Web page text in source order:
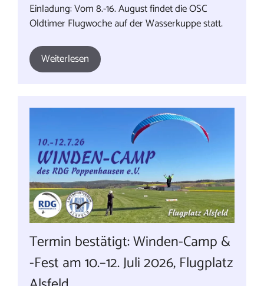
Einladung: Vom 8.-16. August findet die OSC
Oldtimer Flugwoche auf der Wasserkuppe statt.
Weiterlesen
Termin bestätigt: Winden-Camp &
-Fest am 10.–12. Juli 2026, Flugplatz